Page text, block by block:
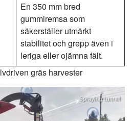
En 350 mm bred
gummiremsa som
säkerställer utmärkt
stabilitet och grepp även i
leriga eller ojämna fält.
gräs harvester